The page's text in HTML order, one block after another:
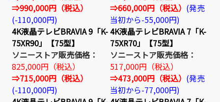
⇒990,000円（税込）
(-110,000円)
4K液晶テレビBRAVIA 9「K-
75XR90」【75型】
ソニーストア販売価格：
825,000円（税込）
⇒715,000円（税込）
(-110,000円)
⇒660,000円（税込） (発売
当初から-55,000円)
4K液晶テレビBRAVIA 7「K-
75XR70」【75型】
ソニーストア販売価格：
517,000円（税込）
⇒473,000円（税込） (発売
当初から-77,000円)